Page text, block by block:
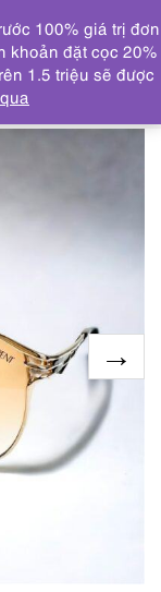
DANH MỤC
nữ-Khá mới-
100% giá trị đơn
khoản đặt cọc 20%
1.5 triệu sẽ được